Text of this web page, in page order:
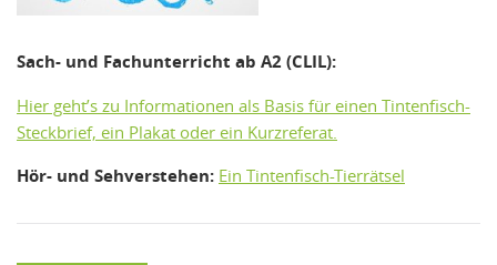
Sach- und Fachunterricht ab A2 (CLIL):
Hier geht’s zu Informationen als Basis für einen Tintenfisch-
Steckbrief, ein Plakat oder ein Kurzreferat.
Hör- und Sehverstehen: Ein Tintenfisch-Tierrätsel